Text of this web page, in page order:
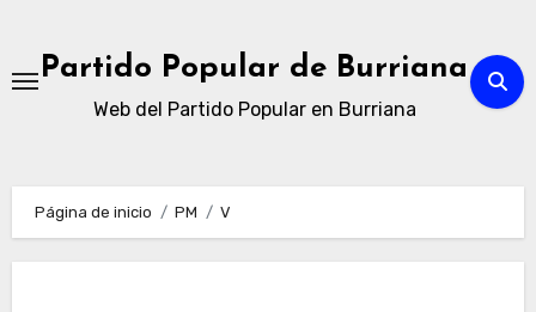
contenidoPartido Popular de Burriana
Web del Partido Popular en Burriana
Página de inicio PM V